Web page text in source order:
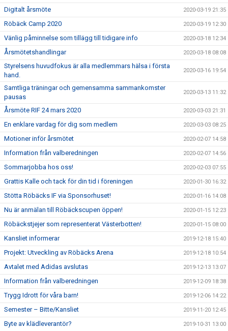
Digitalt årsmöte 2020-03-19 21:35
Röbäck Camp 2020 2020-03-19 12:30
Vänlig påminnelse som tillägg till tidigare info 2020-03-18 12:34
Årsmötetshandlingar 2020-03-18 08:08
Styrelsens huvudfokus är alla medlemmars hälsa i första
hand.
2020-03-16 19:54
Samtliga träningar och gemensamma sammankomster
pausas
2020-03-13 11:32
Årsmöte RIF 24 mars 2020 2020-03-03 21:31
En enklare vardag för dig som medlem 2020-03-03 08:25
Motioner inför årsmötet 2020-02-07 14:58
Information från valberedningen 2020-02-07 14:56
Sommarjobba hos oss! 2020-02-03 07:55
Grattis Kalle och tack för din tid i föreningen 2020-01-30 16:32
Stötta Röbäcks IF via Sponsorhuset! 2020-01-16 14:08
Nu är anmälan till Röbäckscupen öppen! 2020-01-15 12:23
Röbäckstjejer som representerat Västerbotten! 2020-01-15 08:00
Kansliet informerar 2019-12-18 15:40
Projekt: Utveckling av Röbäcks Arena 2019-12-18 10:54
Avtalet med Adidas avslutas 2019-12-13 13:07
Information från valberedningen 2019-12-09 18:38
Trygg Idrott för våra barn! 2019-12-06 14:22
Semester – Bitte/Kansliet 2019-11-20 12:45
Byte av klädleverantör? 2019-10-31 13:00